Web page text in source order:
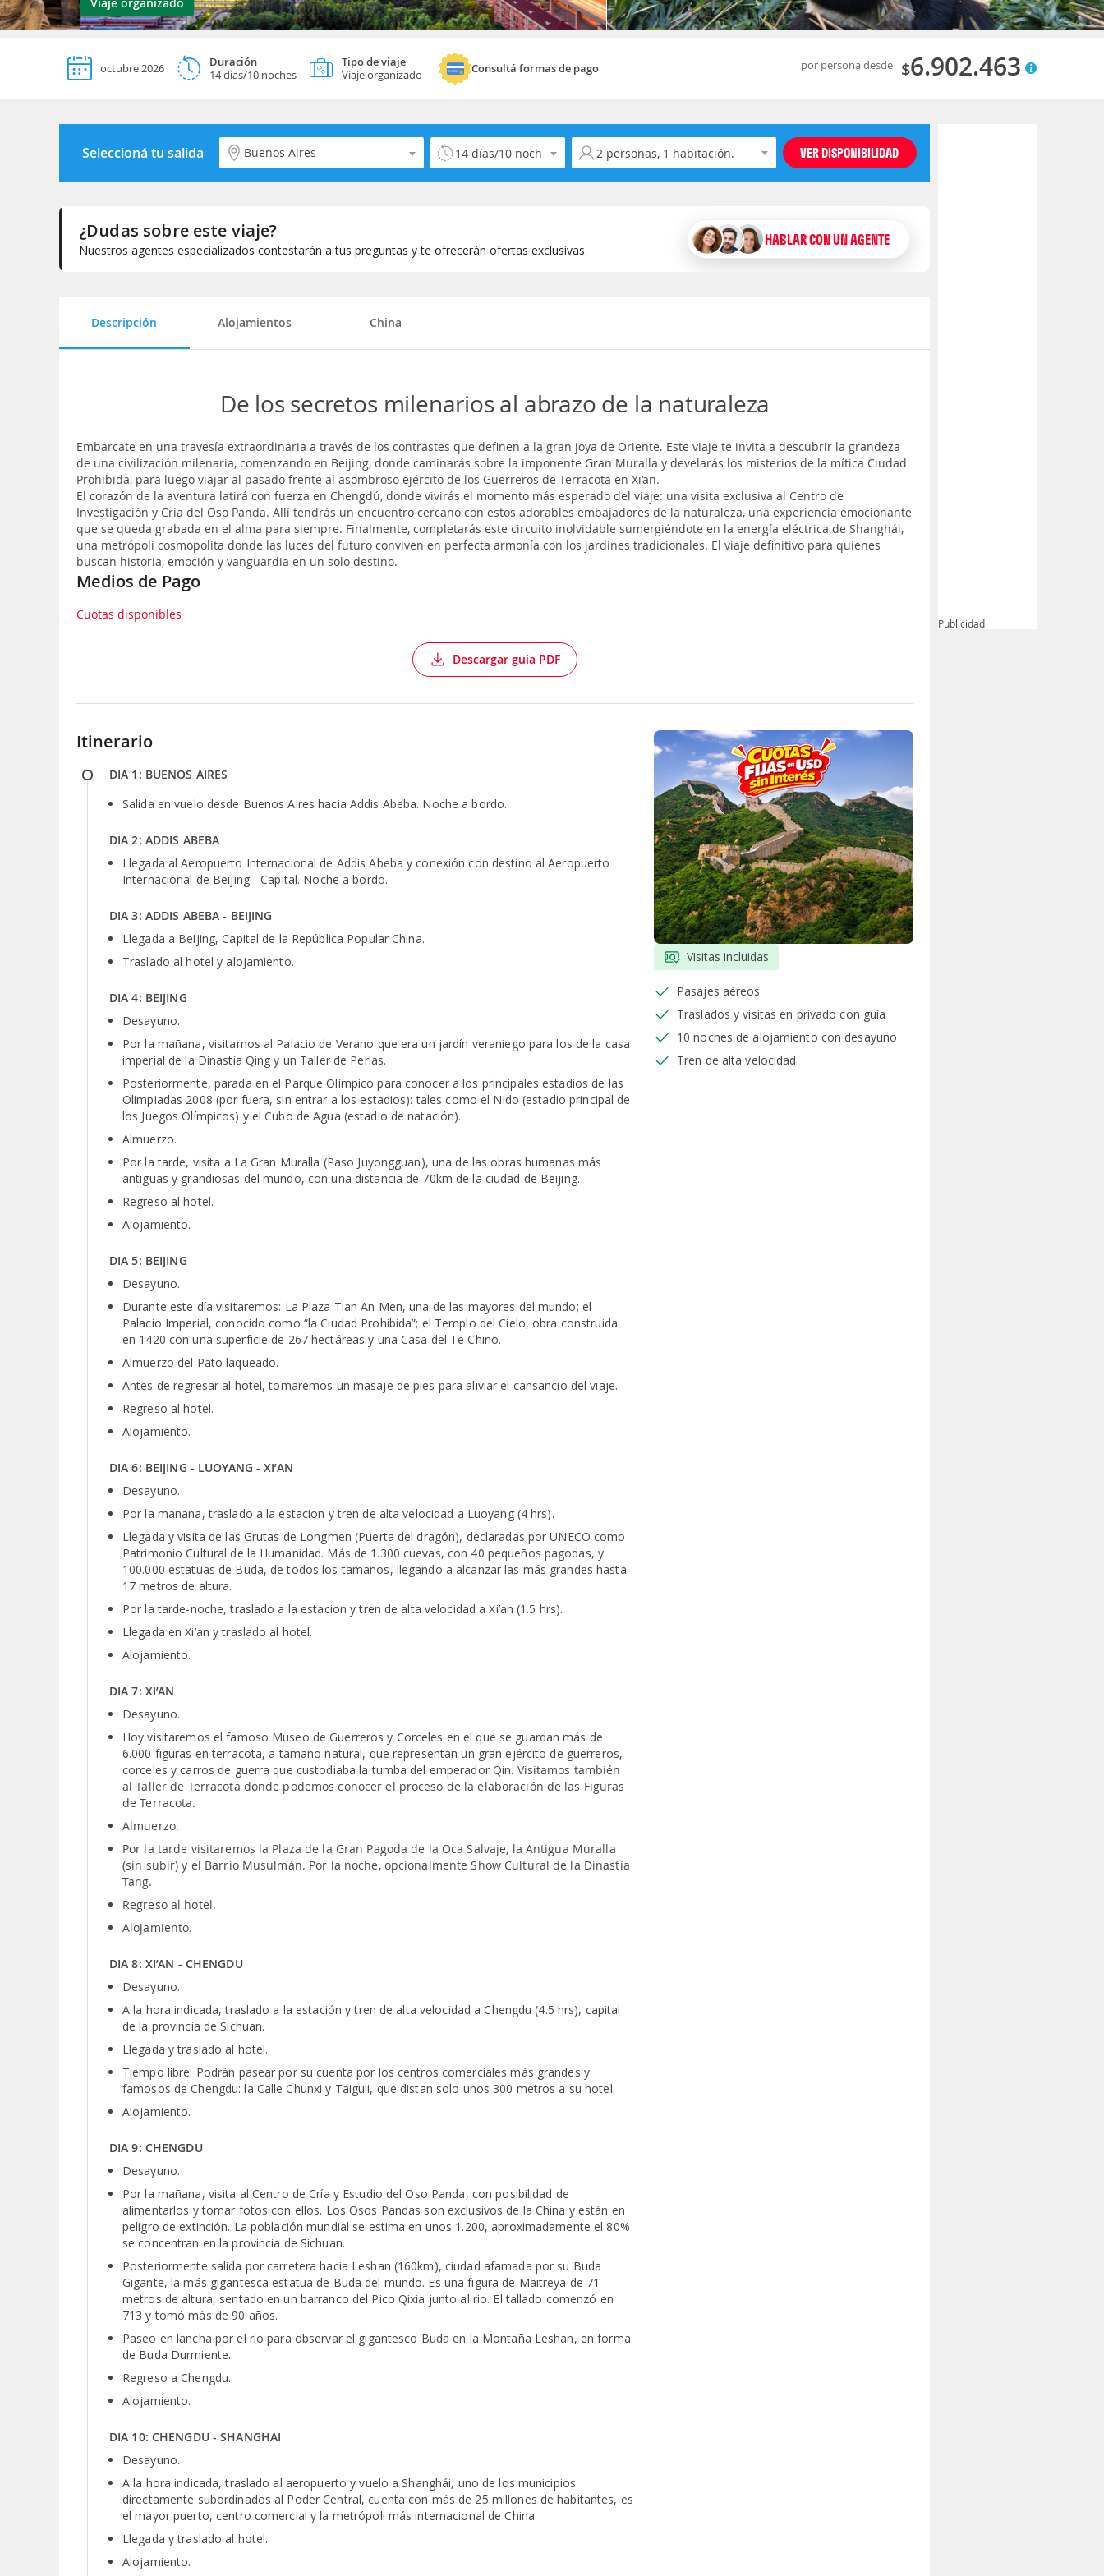
octubre 2026
Duración
14 días/10 noches
Tipo de viaje
Viaje organizado
Consultá formas de pago por persona desde $6.902.463
Seleccioná tu salida
Seleccioná tu salida Selecciona la duración del viajeSelecciona la ocupación
¿Dudas sobre este viaje?
Nuestros agentes especializados contestarán a tus preguntas y te ofrecerán ofertas exclusivas.
HABLAR CON UN AGENTE
Descripción Alojamientos China
De los secretos milenarios al abrazo de la naturaleza
Embarcate en una travesía extraordinaria a través de los contrastes que definen a la gran joya de Oriente. Este viaje te invita a descubrir la grandeza
de una civilización milenaria, comenzando en Beijing, donde caminarás sobre la imponente Gran Muralla y develarás los misterios de la mítica Ciudad
Prohibida, para luego viajar al pasado frente al asombroso ejército de los Guerreros de Terracota en Xi’an.
El corazón de la aventura latirá con fuerza en Chengdú, donde vivirás el momento más esperado del viaje: una visita exclusiva al Centro de
Investigación y Cría del Oso Panda. Allí tendrás un encuentro cercano con estos adorables embajadores de la naturaleza, una experiencia emocionante
que se queda grabada en el alma para siempre. Finalmente, completarás este circuito inolvidable sumergiéndote en la energía eléctrica de Shanghái,
una metrópoli cosmopolita donde las luces del futuro conviven en perfecta armonía con los jardines tradicionales. El viaje definitivo para quienes
buscan historia, emoción y vanguardia en un solo destino.
Medios de Pago
Cuotas disponibles
Descargar guía PDF
Visitas incluidas
Pasajes aéreos
Traslados y visitas en privado con guía
10 noches de alojamiento con desayuno
Tren de alta velocidad
Itinerario
DIA 1: BUENOS AIRES
Salida en vuelo desde Buenos Aires hacia Addis Abeba. Noche a bordo.
DIA 2: ADDIS ABEBA
Llegada al Aeropuerto Internacional de Addis Abeba y conexión con destino al Aeropuerto
Internacional de Beijing - Capital. Noche a bordo.
DIA 3: ADDIS ABEBA - BEIJING
Llegada a Beijing, Capital de la República Popular China.
Traslado al hotel y alojamiento.
DIA 4: BEIJING
Desayuno.
Por la mañana, visitamos al Palacio de Verano que era un jardín veraniego para los de la casa
imperial de la Dinastía Qing y un Taller de Perlas.
Posteriormente, parada en el Parque Olímpico para conocer a los principales estadios de las
Olimpiadas 2008 (por fuera, sin entrar a los estadios): tales como el Nido (estadio principal de
los Juegos Olímpicos) y el Cubo de Agua (estadio de natación).
Almuerzo.
Por la tarde, visita a La Gran Muralla (Paso Juyongguan), una de las obras humanas más
antiguas y grandiosas del mundo, con una distancia de 70km de la ciudad de Beijing.
Regreso al hotel.
Alojamiento.
DIA 5: BEIJING
Desayuno.
Durante este día visitaremos: La Plaza Tian An Men, una de las mayores del mundo; el
Palacio Imperial, conocido como “la Ciudad Prohibida”; el Templo del Cielo, obra construida
en 1420 con una superficie de 267 hectáreas y una Casa del Te Chino.
Almuerzo del Pato laqueado.
Antes de regresar al hotel, tomaremos un masaje de pies para aliviar el cansancio del viaje.
Regreso al hotel.
Alojamiento.
DIA 6: BEIJING - LUOYANG - XI’AN
Desayuno.
Por la manana, traslado a la estacion y tren de alta velocidad a Luoyang (4 hrs).
Llegada y visita de las Grutas de Longmen (Puerta del dragón), declaradas por UNECO como
Patrimonio Cultural de la Humanidad. Más de 1.300 cuevas, con 40 pequeños pagodas, y
100.000 estatuas de Buda, de todos los tamaños, llegando a alcanzar las más grandes hasta
17 metros de altura.
Por la tarde-noche, traslado a la estacion y tren de alta velocidad a Xi’an (1.5 hrs).
Llegada en Xi’an y traslado al hotel.
Alojamiento.
DIA 7: XI’AN
Desayuno.
Hoy visitaremos el famoso Museo de Guerreros y Corceles en el que se guardan más de
6.000 figuras en terracota, a tamaño natural, que representan un gran ejército de guerreros,
corceles y carros de guerra que custodiaba la tumba del emperador Qin. Visitamos también
al Taller de Terracota donde podemos conocer el proceso de la elaboración de las Figuras
de Terracota.
Almuerzo.
Por la tarde visitaremos la Plaza de la Gran Pagoda de la Oca Salvaje, la Antigua Muralla
(sin subir) y el Barrio Musulmán. Por la noche, opcionalmente Show Cultural de la Dinastía
Tang.
Regreso al hotel.
Alojamiento.
DIA 8: XI’AN - CHENGDU
Desayuno.
A la hora indicada, traslado a la estación y tren de alta velocidad a Chengdu (4.5 hrs), capital
de la provincia de Sichuan.
Llegada y traslado al hotel.
Tiempo libre. Podrán pasear por su cuenta por los centros comerciales más grandes y
famosos de Chengdu: la Calle Chunxi y Taiguli, que distan solo unos 300 metros a su hotel.
Alojamiento.
DIA 9: CHENGDU
Desayuno.
Por la mañana, visita al Centro de Cría y Estudio del Oso Panda, con posibilidad de
alimentarlos y tomar fotos con ellos. Los Osos Pandas son exclusivos de la China y están en
peligro de extinción. La población mundial se estima en unos 1.200, aproximadamente el 80%
se concentran en la provincia de Sichuan.
Posteriormente salida por carretera hacia Leshan (160km), ciudad afamada por su Buda
Gigante, la más gigantesca estatua de Buda del mundo. Es una figura de Maitreya de 71
metros de altura, sentado en un barranco del Pico Qixia junto al rio. El tallado comenzó en
713 y tomó más de 90 años.
Paseo en lancha por el río para observar el gigantesco Buda en la Montaña Leshan, en forma
de Buda Durmiente.
Regreso a Chengdu.
Alojamiento.
DIA 10: CHENGDU - SHANGHAI
Desayuno.
A la hora indicada, traslado al aeropuerto y vuelo a Shanghái, uno de los municipios
directamente subordinados al Poder Central, cuenta con más de 25 millones de habitantes, es
el mayor puerto, centro comercial y la metrópoli más internacional de China.
Llegada y traslado al hotel.
Alojamiento.
Publicidad